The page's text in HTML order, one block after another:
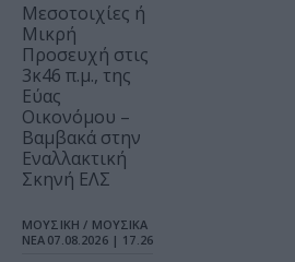
Μεσοτοιχίες ή
Μικρή
Προσευχή στις
3κ46 π.μ., της
Εύας
Οικονόμου –
Βαμβακά στην
Εναλλακτική
Σκηνή ΕΛΣ
ΜΟΥΣΙΚΗ / ΜΟΥΣΙΚΑ
ΝΕΑ 07.08.2026 | 17.26